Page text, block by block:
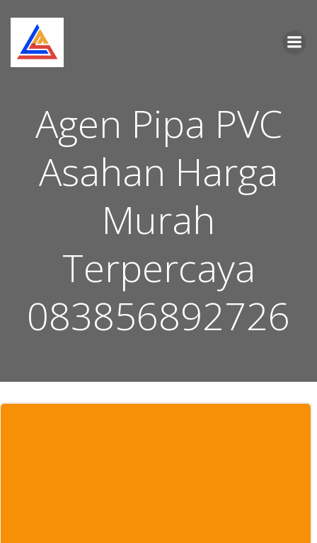
Agen Pipa PVC
Asahan Harga
Murah
Terpercaya
083856892726